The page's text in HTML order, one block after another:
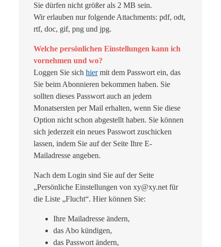
Sie dürfen nicht größer als 2 MB sein.
Wir erlauben nur folgende Attachments: pdf, odt,
rtf, doc, gif, png und jpg.
Welche persönlichen Einstellungen kann ich
vornehmen und wo?
Loggen Sie sich hiermit dem Passwort ein, das
Sie beim Abonnieren bekommen haben. Sie
sollten dieses Passwort auch an jedem
Monatsersten per Mail erhalten, wenn Sie diese
Option nicht schon abgestellt haben. Sie können
sich jederzeit ein neues Passwort zuschicken
lassen, indem Sie auf der Seite Ihre E-
Mailadresse angeben.
Nach dem Login sind Sie auf der Seite
„Persönliche Einstellungen von xy@xy.net für
die Liste „Flucht“. Hier können Sie:
Ihre Mailadresse ändern,
das Abo kündigen,
das Passwort ändern,